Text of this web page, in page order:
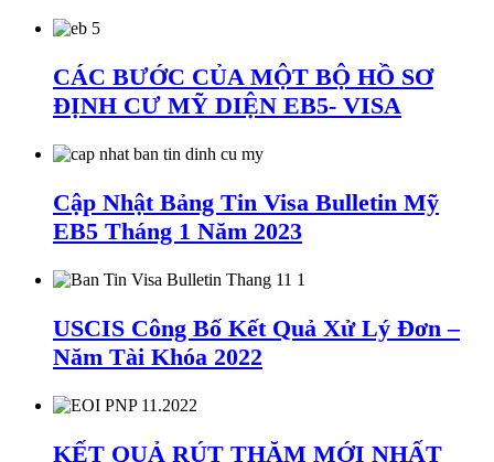
CÁC BƯỚC CỦA MỘT BỘ HỒ SƠ
ĐỊNH CƯ MỸ DIỆN EB5- VISA
Cập Nhật Bảng Tin Visa Bulletin Mỹ
EB5 Tháng 1 Năm 2023
USCIS Công Bố Kết Quả Xử Lý Đơn –
Năm Tài Khóa 2022
KẾT QUẢ RÚT THĂM MỚI NHẤT